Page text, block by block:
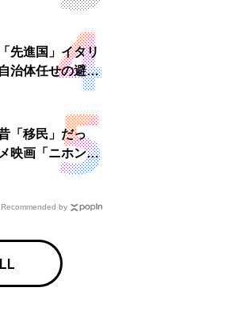
一つの「終戦の
先進国」イタリ
治体任せの避難
災者への温かい
「移民」だっ
映画「ニホンジ
Recommended by